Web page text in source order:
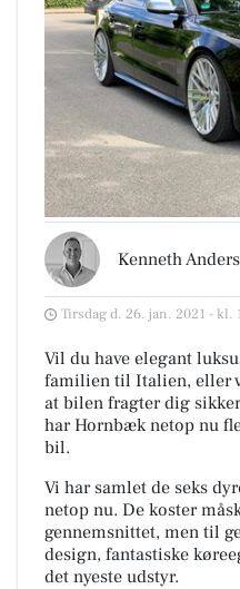
Kenneth
Tirsdag d. 26. jan. 2021 - kl.
Vil du have elegant
familien til Italien, eller
at bilen fragter dig
har Hornbæk netop nu
bil.
Vi har samlet de seks
netop nu. De koster
gennemsnittet, men til
design, fantastiske
det nyeste udstyr.